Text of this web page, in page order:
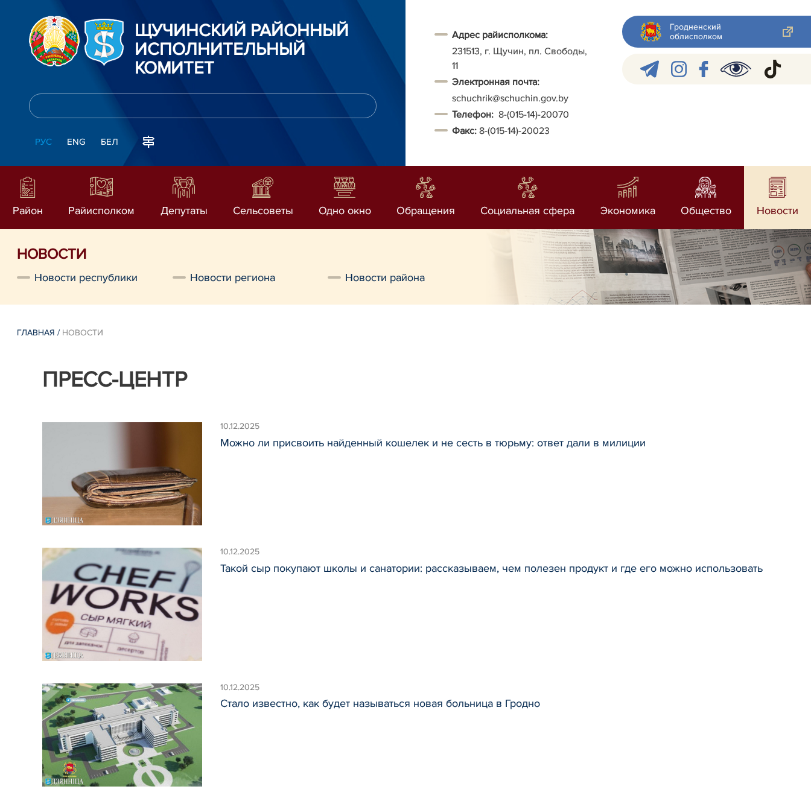
ЩУЧИНСКИЙ РАЙОННЫЙ
ИСПОЛНИТЕЛЬНЫЙ
КОМИТЕТ
РУС ENG БЕЛ
Адрес райисполкома:
231513, г. Щучин, пл. Свободы,
11
Электронная почта:
schuchrik@schuchin.gov.by
Телефон: 8-(015-14)-20070
Факс: 8-(015-14)-20023
Гродненский
облисполком
Район Райисполком Депутаты Сельсоветы Одно окно Обращения Социальная сфера Экономика Общество Новости
НОВОСТИ
Новости республики Новости региона Новости района
ГЛАВНАЯ / НОВОСТИ
ПРЕСС-ЦЕНТР
10.12.2025
Можно ли присвоить найденный кошелек и не сесть в тюрьму: ответ дали в милиции
10.12.2025
Такой сыр покупают школы и санатории: рассказываем, чем полезен продукт и где его можно использовать
10.12.2025
Стало известно, как будет называться новая больница в Гродно